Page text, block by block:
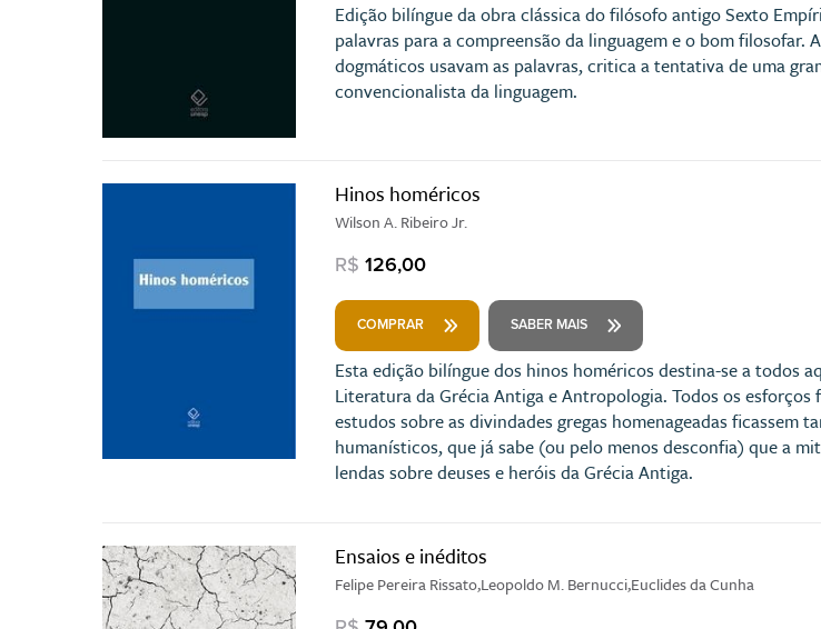
Edição bilíngue da obra clássica do filósofo antigo Sexto
palavras para a compreensão da linguagem e o bom
dogmáticos usavam as palavras, critica a tentativa de uma
convencionalista da linguagem.
Hinos homéricos
Wilson A. Ribeiro Jr.
R$ 126,00
COMPRAR SABER MAIS
Esta edição bilíngue dos hinos homéricos destina-se a todos
Literatura da Grécia Antiga e Antropologia. Todos os
estudos sobre as divindades gregas homenageadas ficassem
humanísticos, que já sabe (ou pelo menos desconfia) que a
lendas sobre deuses e heróis da Grécia Antiga.
Ensaios e inéditos
Felipe Pereira Rissato,Leopoldo M. Bernucci,Euclides da Cunha